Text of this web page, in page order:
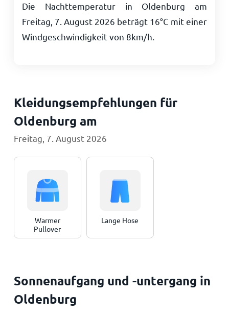
Die Nachttemperatur in Oldenburg am
Freitag, 7. August 2026 beträgt 16°C mit einer
Windgeschwindigkeit von 8km/h
Kleidungsempfehlungen für
Oldenburg am
Freitag, 7. August 2026
Warmer
Pullover
Lange Hose
Sonnenaufgang und -untergang in
Oldenburg